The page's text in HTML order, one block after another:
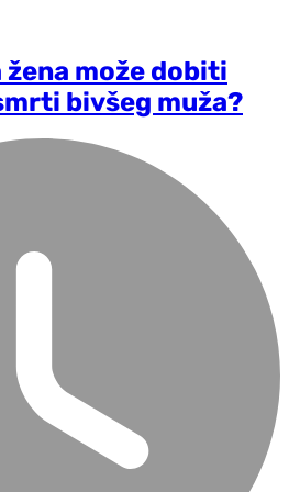
žena može dobiti
bivšeg muža?